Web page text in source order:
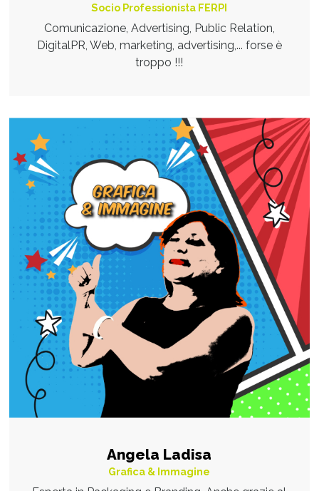
Socio Professionista FERPI
Comunicazione, Advertising, Public Relation,
DigitalPR, Web, marketing, advertising,... forse è
troppo !!!
Angela Ladisa
Grafica & Immagine